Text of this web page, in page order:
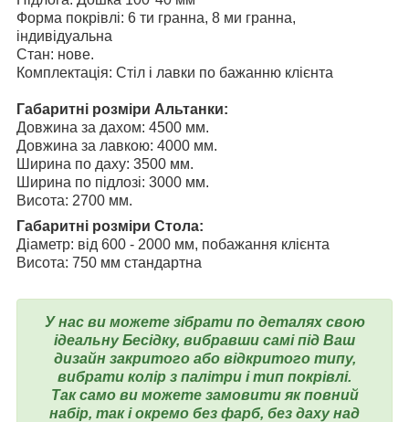
Форма покрівлі: 6 ти гранна, 8 ми гранна,
індивідуальна
Стан: нове.
Комплектація: Стіл і лавки по бажанню клієнта
Габаритні розміри Альтанки:
Довжина за дахом: 4500 мм.
Довжина за лавкою: 4000 мм.
Ширина по даху: 3500 мм.
Ширина по підлозі: 3000 мм.
Висота: 2700 мм.
Габаритні розміри Стола:
Діаметр: від 600 - 2000 мм, побажання клієнта
Висота: 750 мм стандартна
У нас ви можете зібрати по деталях свою
ідеальну Бесідку, вибравши самі під Ваш
дизайн закритого або відкритого типу,
вибрати колір з палітри і тип покрівлі.
Так само ви можете замовити як повний
набір, так і окремо без фарб, без даху над